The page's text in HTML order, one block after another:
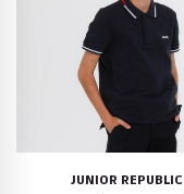
JUNIOR REPUBLIC